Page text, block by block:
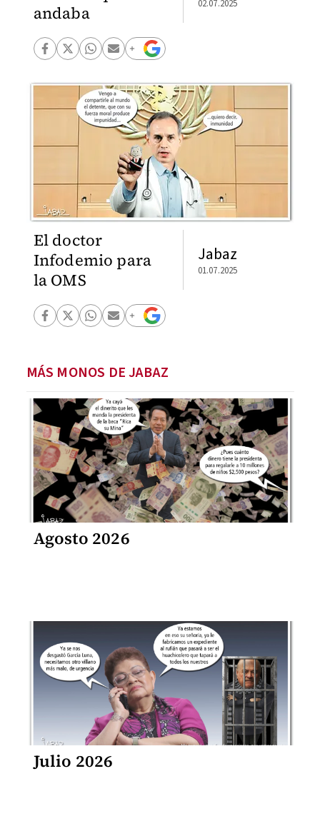
andaba
02.07.2025
El doctor
Infodemio para
la OMS
Jabaz
01.07.2025
MÁS MONOS DE JABAZ
Agosto 2026
Julio 2026